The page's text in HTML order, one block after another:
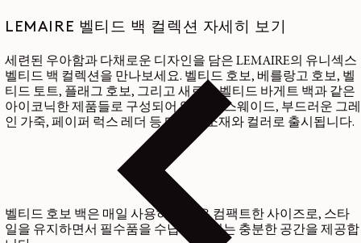
LEMAIRE 벨티드 백 컬렉션 자세히 보기
세련된 우아함과 다채로운 디자인을 담은 LEMAIRE의 유니섹스
벨티드 백 컬렉션을 만나보세요. 벨티드 호보, 베를랑고 호보, 벨
티드 토트, 플래그 호보, 그리고 새로운 벨티드 바게트 백과 같은
아이코닉한 제품들로 구성되어 있으며, 스웨이드, 부드러운 그레
인 가죽, 페이퍼 럭스 레더 등 다양한 소재와 컬러로 출시됩니다.
벨티드 호보 백은 매일 사용하기 좋은 컴팩트한 사이즈로, 스타
일을 유지하면서 필수품을 수납할 수 있는 충분한 공간을 제공합